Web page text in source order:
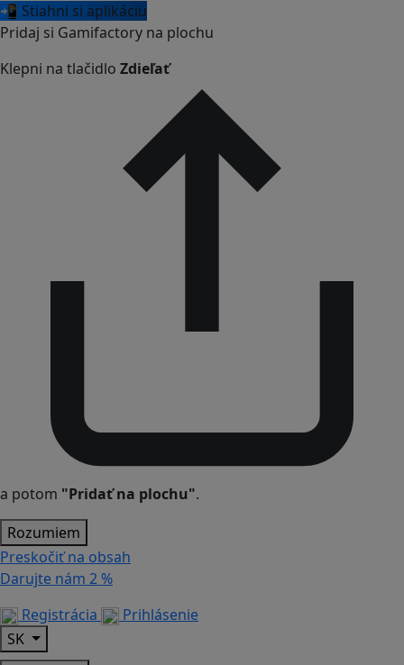
📲 Stiahni si aplikáciu
Pridaj si Gamifactory na plochu
Klepni na tlačidlo Zdieľať
a potom "Pridať na plochu".
Rozumiem
Preskočiť na obsah
Darujte nám 2 %
Registrácia
Prihlásenie
SK